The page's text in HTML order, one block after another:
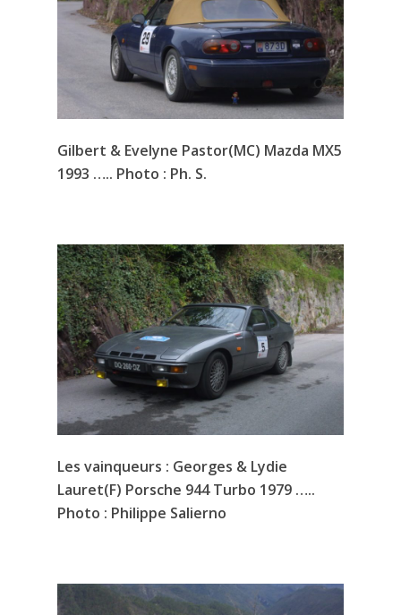
Gilbert & Evelyne Pastor(MC) Mazda MX5
1993 ….. Photo : Ph. S.
Les vainqueurs : Georges & Lydie
Lauret(F) Porsche 944 Turbo 1979 …..
Photo : Philippe Salierno